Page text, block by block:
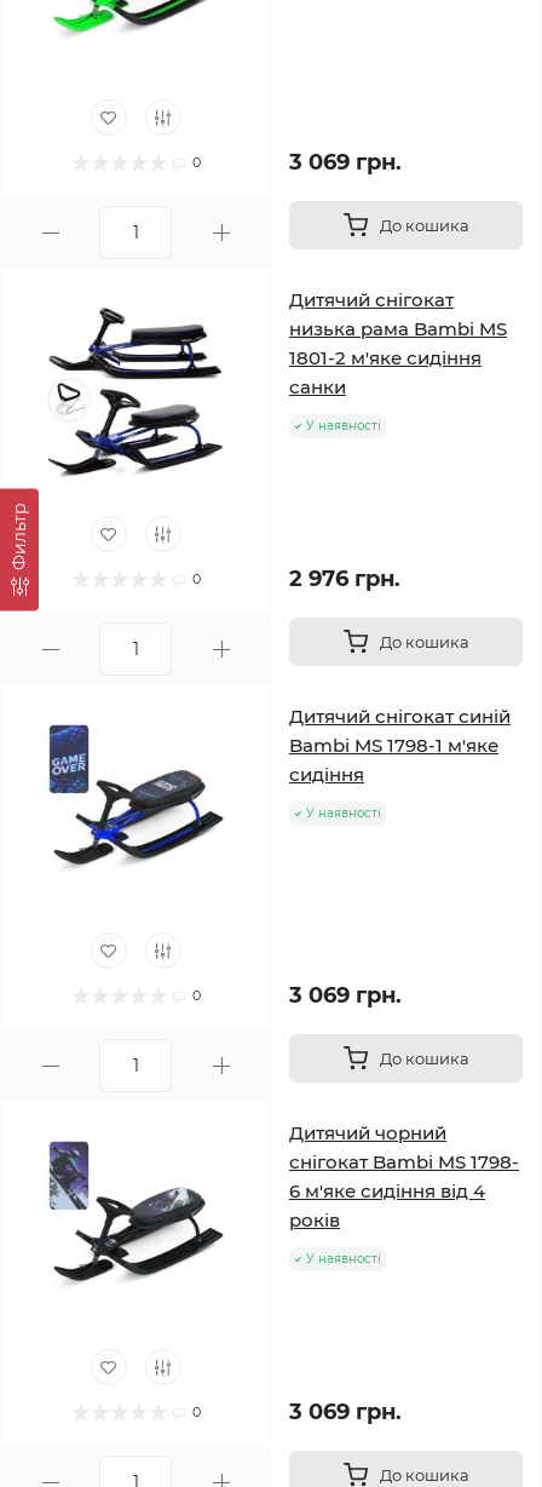
Фильтр
0 3 069 грн.
До кошика
0
Дитячий снігокат
низька рама Bambi MS
1801-2 м'яке сидіння
санки
У наявності
2 976 грн.
До кошика
0
Дитячий снігокат синій
Bambi MS 1798-1 м'яке
сидіння
У наявності
3 069 грн.
До кошика
0
Дитячий чорний
снігокат Bambi MS 1798-
6 м'яке сидіння від 4
років
У наявності
3 069 грн.
До кошика